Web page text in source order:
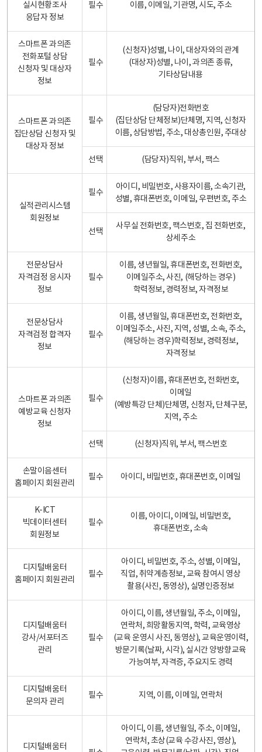
실시현황조사
응답자 정보
필수 이름, 이메일, 기관명, 시도, 주소
스마트폰 과의존
전화포털 상담
신청자 및 대상자
정보
필수
(신청자)성별, 나이, 대상자와의 관계
(대상자)성별, 나이, 과의존 종류,
기타상담내용
스마트폰 과의존
집단상담 신청자 및
대상자 정보
필수
(담당자)전화번호
(집단상담 단체정보)단체명, 지역, 신청자
이름, 상담방법, 주소, 대상총인원, 주대상
선택 (담당자)직위, 부서, 팩스
실적관리시스템
회원정보
필수
아이디, 비밀번호, 사용자이름, 소속기관,
성별, 휴대폰번호, 이메일, 우편번호, 주소
선택
사무실 전화번호, 팩스번호, 집 전화번호,
상세주소
전문상담사
자격검정 응시자
정보
필수
이름, 생년월일, 휴대폰번호, 전화번호,
이메일주소, 사진, (해당하는 경우)
학력정보, 경력정보, 자격정보
전문상담사
자격검정 합격자
정보
필수
이름, 생년월일, 휴대폰번호, 전화번호,
이메일주소, 사진, 지역, 성별, 소속, 주소,
(해당하는 경우)학력정보, 경력정보,
자격정보
스마트폰 과의존
예방교육 신청자
정보
필수
(신청자)이름, 휴대폰번호, 전화번호,
이메일
(예방특강 단체)단체명, 신청자, 단체구분,
지역, 주소
선택 (신청자)직위, 부서, 팩스번호
손말이음센터
홈페이지 회원관리
필수 아이디, 비밀번호, 휴대폰번호, 이메일
K-ICT
빅데이터센터
회원정보
필수
이름, 아이디, 이메일, 비밀번호,
휴대폰번호, 소속
디지털배움터
홈페이지 회원관리
필수
아이디, 비밀번호, 주소, 성별, 이메일,
직업, 취약계층정보, 교육 참여시 영상
촬용(사진, 동영상), 실명인증정보
디지털배움터
강사/서포터즈
관리
필수
아이디, 이름, 생년월일, 주소, 이메일,
연락처, 희망활동지역, 학력, 교육영상
(교육 운영시 사진, 동영상), 교육운영이력,
방문기록(날짜, 시각), 실시간 양방향교육
가능여부, 자격증, 주요지도 경력
디지털배움터
문의자 관리
필수 지역, 이름, 이메일, 연락처
디지털배움터
아이디, 이름, 생년월일, 주소, 이메일,
연락처, 초상(교육 수강사진, 영상),